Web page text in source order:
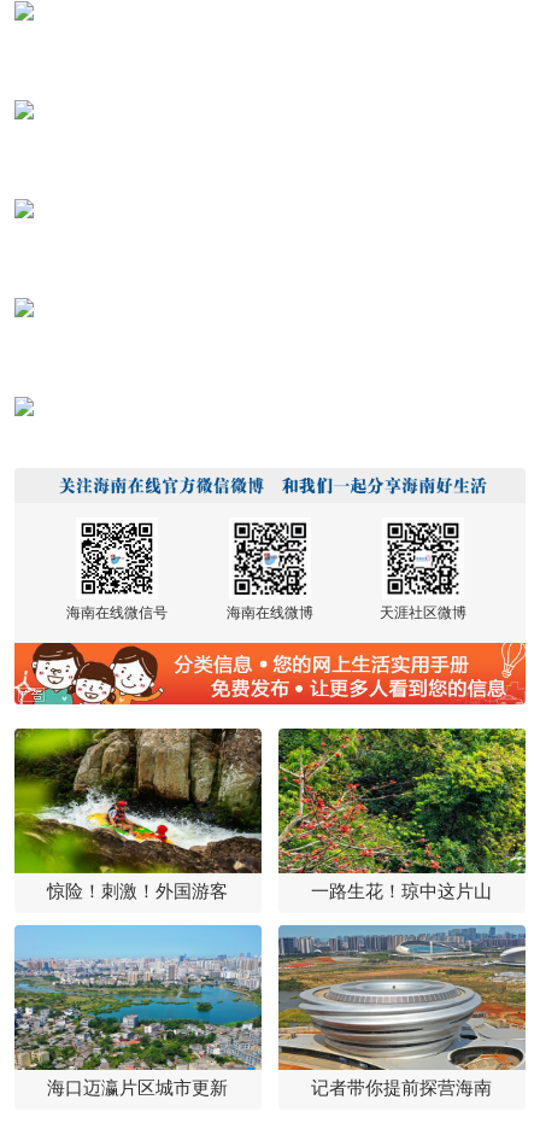
海南在线微信号 海南在线微博 天涯社区微博
惊险！刺激！外国游客 一路生花！琼中这片山
海口迈瀛片区城市更新 记者带你提前探营海南